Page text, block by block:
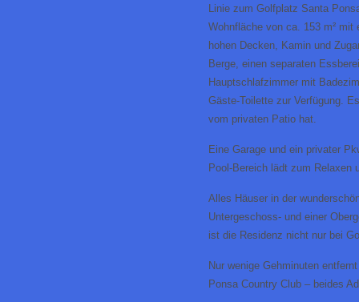
Linie zum Golfplatz Santa
Wohnfläche von ca. 153 m²
hohen Decken, Kamin und
Berge, einen separaten
Hauptschlafzimmer mit
Gäste-Toilette zur Verfügung.
vom privaten Patio hat.
Eine Garage und ein privater
Pool-Bereich lädt zum Relaxen
Alles Häuser in der
Untergeschoss- und einer
ist die Residenz nicht nur bei
Nur wenige Gehminuten
Ponsa Country Club – beides